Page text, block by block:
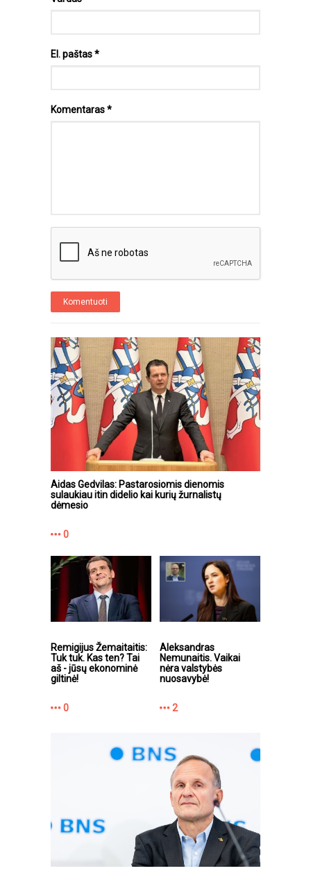
El. paštas*
Komentaras*
Komentuoti
Aidas Gedvilas: Pastarosiomis dienomis
sulaukiau itin didelio kai kurių žurnalistų
dėmesio
0
Remigijus Žemaitaitis:
Tuk tuk. Kas ten? Tai
aš - jūsų ekonominė
giltinė!
0
Aleksandras
Nemunaitis. Vaikai
nėra valstybės
nuosavybė!
2